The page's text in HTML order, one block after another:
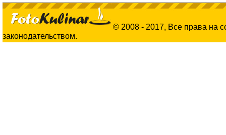
© 2008 - 2017, Все права на
законодательством.